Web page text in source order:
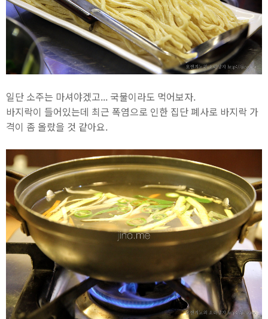
일단 소주는 마셔야겠고... 국물이라도 먹어보자.
바지락이 들어있는데 최근 폭염으로 인한 집단 폐사로 바지락 가
격이 좀 올랐을 것 같아요.